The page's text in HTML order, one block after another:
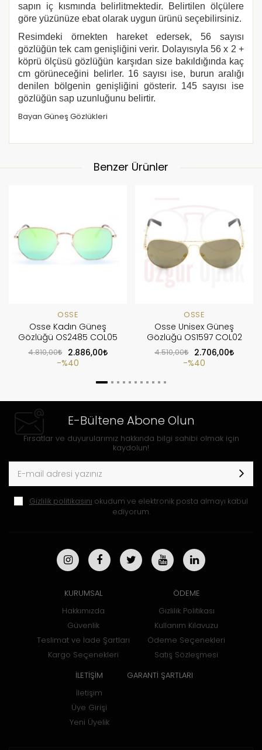
sapın iç kısmında belirlitmektedir. Belirtilen ölçülere
göre yüzünüze ebat olarak uygun ürünü seçebilirsiniz.
Resimdeki örnekten hareket edersek, 56 sayısı
gözlüğün tek cam genişliğini verir. Dolayısıyla 56 x 2 +
köprü ölçüsü gözlüğün karşıdan size bakıldığında kaç
cm görüneceğini belirler. 16 sayısı ise, burun aralığı
denilen bölgenin genişliğini gösterir. 145 sayısı ise
gözlüğün sap uzunluğunu belirtir.
Bayan Güneş Gözlükleri
Benzer Ürünler
OSSE
Osse Kadın Güneş
Gözlüğü OS2485 COL05
4.810,00
2.886,00
%40
OSSE
Osse Unisex Güneş
Gözlüğü OS1597 COL02
4.510,00
2.706,00
%40
E-Bültene Abone Olun
Fırsatlar ve duyurularımız hakkında bilgi sahibi olmak için
kaydolun!
Gizlilik politikasını okudum ve elektronik posta almayı kabul
ediyorum.
KURUMSAL
Hakkımızda
Güvenlik
Teslimat ve İade Şartları
Kargo Seçenekleri
ÖDEME
Gizlilik Politikası
Kullanım Kılavuzu
Ödeme Seçenekleri
Satış Sözleşmesi
İLETİŞİM
İletişim
Üye Girişi
Yeni Üyelik
GARANTİ ŞARTLARI